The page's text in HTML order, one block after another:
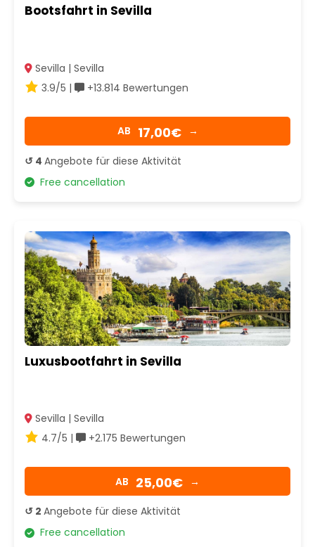
Bootsfahrt in Sevilla
Sevilla | Sevilla
3.9/5 |
+13.814 Bewertungen
AB 17,00€ →
↺ 4 Angebote für diese Aktivität
Free cancellation
Luxusbootfahrt in Sevilla
Sevilla | Sevilla
4.7/5 |
+2.175 Bewertungen
AB 25,00€ →
↺ 2 Angebote für diese Aktivität
Free cancellation